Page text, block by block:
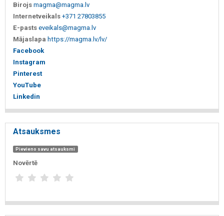
Birojs magma@magma.lv
Internetveikals +371 27803855
E-pasts eveikals@magma.lv
Mājaslapa https://magma.lv/lv/
Facebook
Instagram
Pinterest
YouTube
Linkedin
Atsauksmes
Pievieno savu atsauksmi
Novērtē